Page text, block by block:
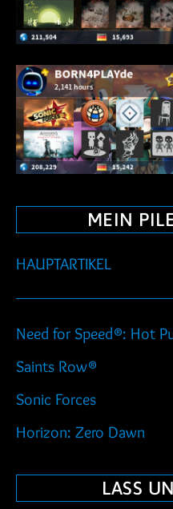
MEIN
HAUPTARTIKEL
Need for Speed®: Hot
Saints Row®
Sonic Forces
Horizon: Zero Dawn
LASS